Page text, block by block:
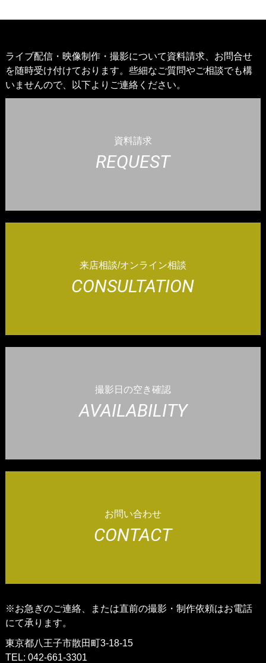
ライブ配信・映像制作・撮影について資料請求、お問合せ
を随時受け付けております。些細なご質問やご相談でも構
いませんので、以下よりご連絡ください。
資料請求
REQUEST
来店相談/オンライン相談
CONSULTATION
撮影日の空き確認
AVAILABILITY
お問い合わせ
CONTACT
※お急ぎのご連絡、または直前の撮影・制作依頼はお電話
にて承ります。
東京都八王子市散田町3-18-15
TEL: 042-661-3301